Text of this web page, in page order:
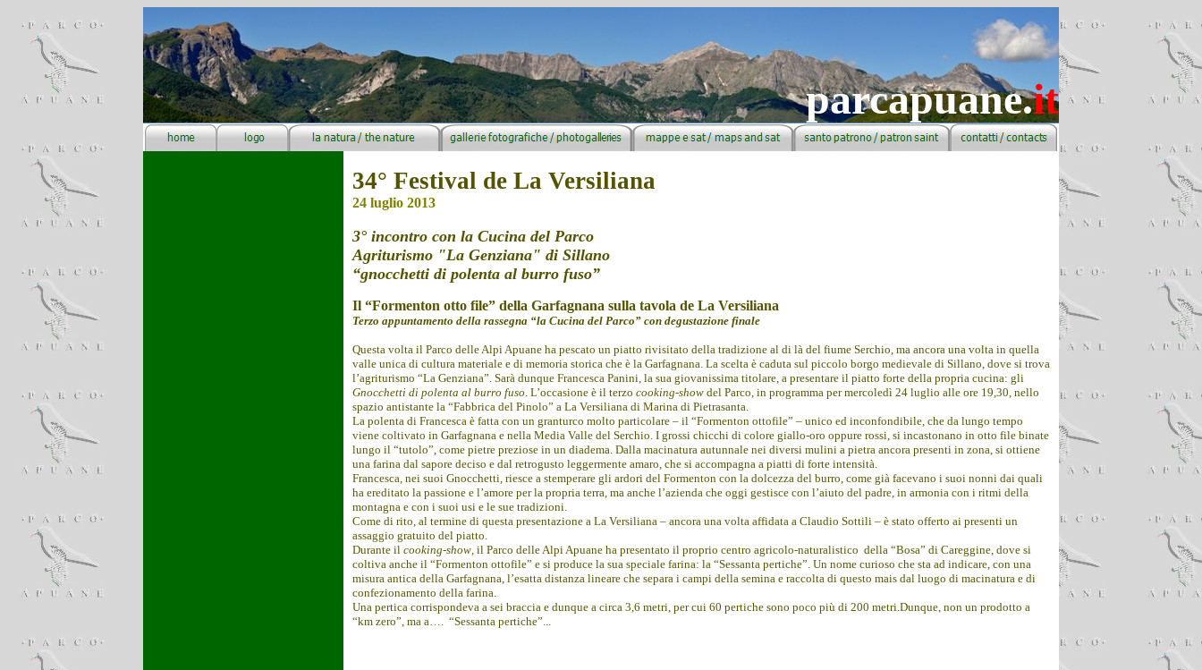
parcapuane.it
34° Festival de La Versiliana
24 luglio 2013
3° incontro con la Cucina del Parco
Agriturismo "La Genziana" di Sillano
“gnocchetti di polenta al burro fuso”
Il “Formenton otto file” della Garfagnana sulla tavola de La Versiliana
Terzo appuntamento della rassegna “la Cucina del Parco” con degustazione finale
Questa volta il Parco delle Alpi Apuane ha pescato un piatto rivisitato della tradizione al di là del fiume Serchio, ma ancora una volta in quella
valle unica di cultura materiale e di memoria storica che è la Garfagnana. La scelta è caduta sul piccolo borgo medievale di Sillano, dove si trova
l’agriturismo “La Genziana”. Sarà dunque Francesca Panini, la sua giovanissima titolare, a presentare il piatto forte della propria cucina: gli
Gnocchetti di polenta al burro fuso. L’occasione è il terzo cooking-show del Parco, in programma per mercoledì 24 luglio alle ore 19,30, nello
spazio antistante la “Fabbrica del Pinolo” a La Versiliana di Marina di Pietrasanta.
La polenta di Francesca è fatta con un granturco molto particolare – il “Formenton ottofile” – unico ed inconfondibile, che da lungo tempo
viene coltivato in Garfagnana e nella Media Valle del Serchio. I grossi chicchi di colore giallo-oro oppure rossi, si incastonano in otto file binate
lungo il “tutolo”, come pietre preziose in un diadema. Dalla macinatura autunnale nei diversi mulini a pietra ancora presenti in zona, si ottiene
una farina dal sapore deciso e dal retrogusto leggermente amaro, che si accompagna a piatti di forte intensità.
Francesca, nei suoi Gnocchetti, riesce a stemperare gli ardori del Formenton con la dolcezza del burro, come già facevano i suoi nonni dai quali
ha ereditato la passione e l’amore per la propria terra, ma anche l’azienda che oggi gestisce con l’aiuto del padre, in armonia con i ritmi della
montagna e con i suoi usi e le sue tradizioni.
Come di rito, al termine di questa presentazione a La Versiliana – ancora una volta affidata a Claudio Sottili – è stato offerto ai presenti un
assaggio gratuito del piatto.
Durante il cooking-show, il Parco delle Alpi Apuane ha presentato il proprio centro agricolo-naturalistico della “Bosa” di Careggine, dove si
coltiva anche il “Formenton ottofile” e si produce la sua speciale farina: la “Sessanta pertiche”. Un nome curioso che sta ad indicare, con una
misura antica della Garfagnana, l’esatta distanza lineare che separa i campi della semina e raccolta di questo mais dal luogo di macinatura e di
confezionamento della farina.
Una pertica corrispondeva a sei braccia e dunque a circa 3,6 metri, per cui 60 pertiche sono poco più di 200 metri.Dunque, non un prodotto a
“km zero”, ma a…. “Sessanta pertiche”...